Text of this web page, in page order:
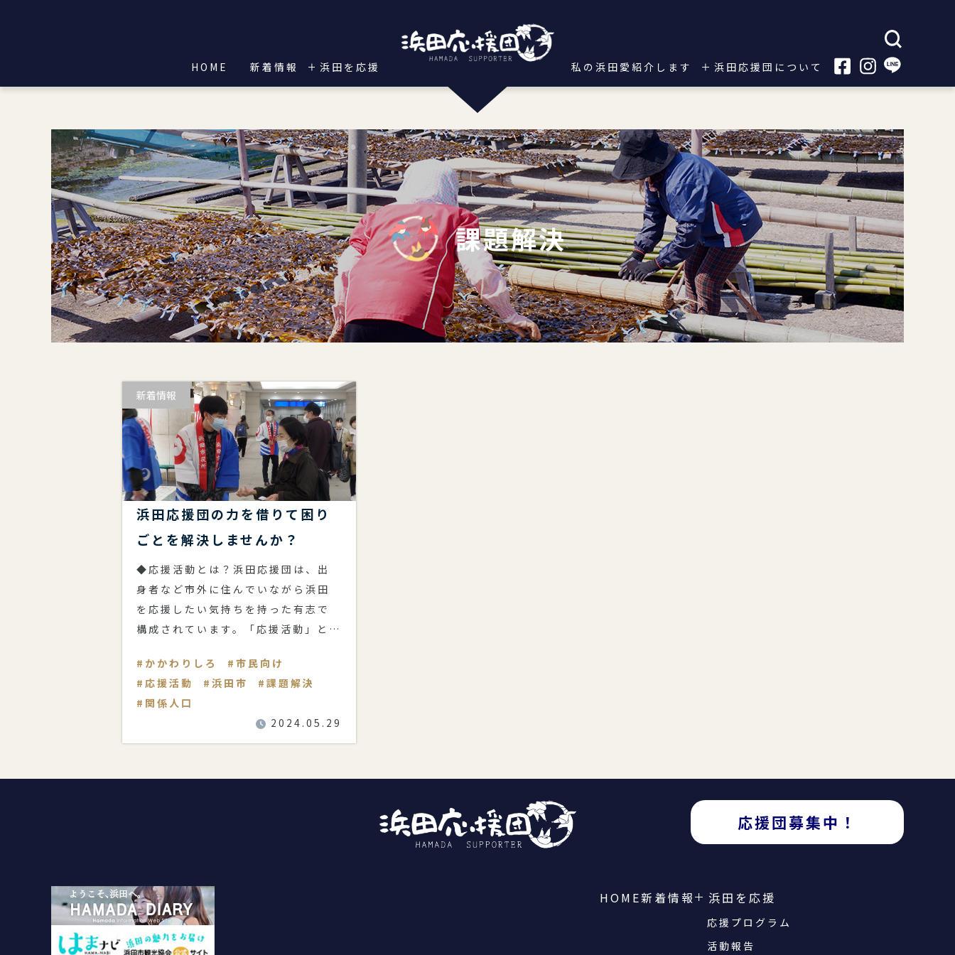
HOME 新着情報 浜田を応援 私の浜田愛紹介します 浜田応援団について
課題解決
新着情報
浜田応援団の力を借りて困り
ごとを解決しませんか？
◆応援活動とは？浜田応援団は、出
身者など市外に住んでいながら浜田
を応援したい気持ちを持った有志で
構成されています。「応援活動」と
かかわりしろ
市民向け
応援活動
浜田市
課題解決
関係人口
2024.05.29
応援団募集中！
HOME新着情報 浜田を応援
応援プログラム
活動報告